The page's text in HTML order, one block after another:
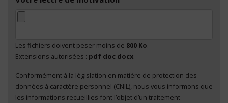
Les fichiers doivent peser moins de 800 Ko.
Extensions autorisées : pdf doc docx.
En cliquant sur "Envoyer", je consens au traitement
de mes données à caractère personnel *
Conformément à la législation en matière de protection des
données à caractère personnel (CNIL), nous vous informons que
les informations recueillies font l’objet d’un traitement